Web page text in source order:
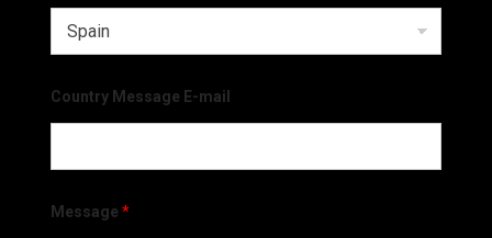
Country Message E-mail
Message *